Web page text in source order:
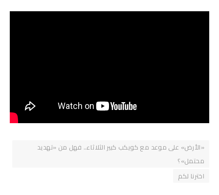
«الأرض» على موعد مع كويكب كبير الثلاثاء.. فهل من «تهديد
محتمل»؟
اخترنا لكم